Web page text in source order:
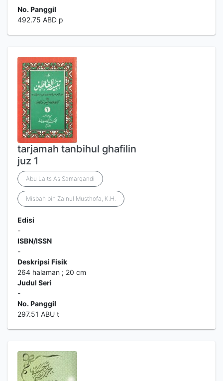
No. Panggil
492.75 ABD p
tarjamah tanbihul ghafilin
juz 1
Abu Laits As Samarqandi
Misbah bin Zainul Musthofa, K.H.
Edisi
-
ISBN/ISSN
-
Deskripsi Fisik
264 halaman ; 20 cm
Judul Seri
-
No. Panggil
297.51 ABU t